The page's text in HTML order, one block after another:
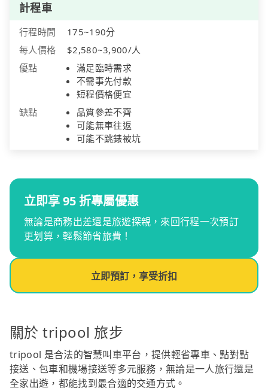
計程車
行程時間
175~190分
每人價格
$2,580~3,900/人
優點
滿足臨時需求
不需事先付款
短程價格便宜
缺點
品質參差不齊
可能無車往返
可能不跳錶被坑
立即享 95 折專屬優惠
無論是商務出差還是旅遊探親，來回行程一次預訂
更划算，輕鬆節省旅費！
立即預訂，享受折扣
關於 tripool 旅步
tripool 是合法的智慧叫車平台，提供輕省專車、點對點
接送、包車和機場接送等多元服務，無論是一人旅行還是
全家出遊，都能找到最合適的交通方式。